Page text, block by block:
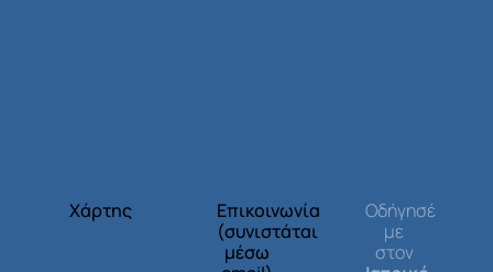
Χάρτης
Επικοινωνία
(συνιστάται
μέσω
Οδήγησέ
με
στον